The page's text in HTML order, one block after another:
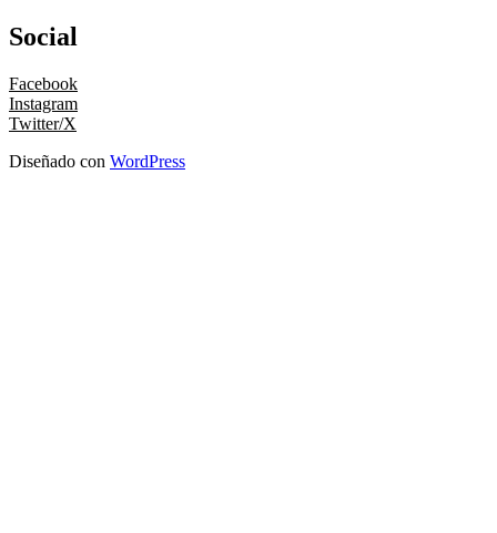
Social
Facebook
Instagram
Twitter/X
Diseñado con WordPress